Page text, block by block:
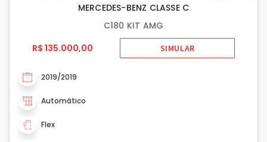
MERCEDES-BENZ CLASSE C
C180 KIT AMG
R$ 135.000,00
SIMULAR
2019/2019
Automático
Flex